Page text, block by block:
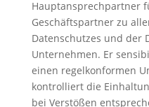
Hauptansprechpartner
Geschäftspartner zu
Datenschutzes und der
Unternehmen. Er
einen regelkonformen
kontrolliert die
bei Verstößen